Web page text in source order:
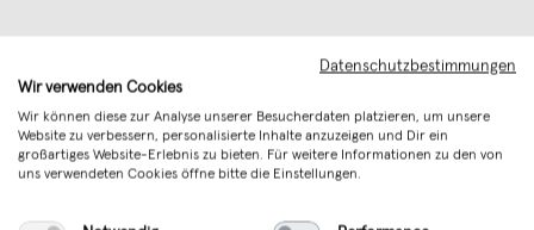
Datenschutzbestimmungen
Wir verwenden Cookies
Wir können diese zur Analyse unserer Besucherdaten platzieren, um unsere
Website zu verbessern, personalisierte Inhalte anzuzeigen und Dir ein
großartiges Website-Erlebnis zu bieten. Für weitere Informationen zu den von
uns verwendeten Cookies öffne bitte die Einstellungen.